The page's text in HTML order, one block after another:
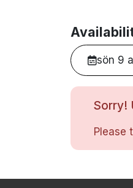
sön 9
Sorry!
Please